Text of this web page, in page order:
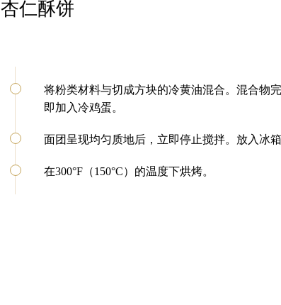
杏仁酥饼
将粉类材料与切成方块的冷黄油混合。混合物
即加入冷鸡蛋。
面团呈现均匀质地后，立即停止搅拌。放入冰箱
在300°F（150°C）的温度下烘烤。